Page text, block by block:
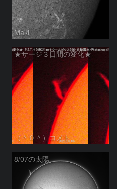
Maki
★サージ３日間の変化★
（＾０＾）コメト
8/07の太陽